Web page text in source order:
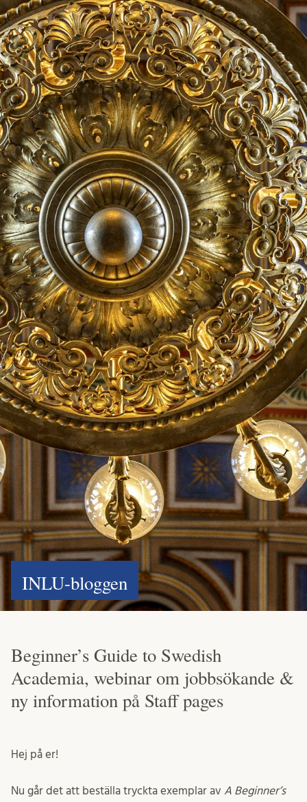
INLU-bloggen
Beginner’s Guide to Swedish
Academia, webinar om jobbsökande &
ny information på Staff pages
Hej på er!
Nu går det att beställa tryckta exemplar av A Beginner’s